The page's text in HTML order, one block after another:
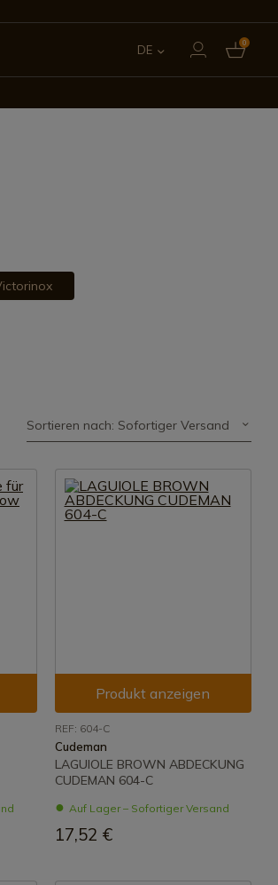
DE 0
Sortieren nach: Sofortiger Versand
Produkt anzeigen
REF: 604-C
Cudeman
LAGUIOLE BROWN ABDECKUNG
CUDEMAN 604-C
Auf Lager – Sofortiger Versand
17,52 €